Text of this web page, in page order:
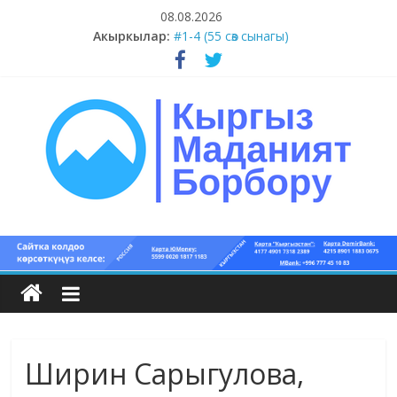
08.08.2026
Акыркылар: #5-8 (55 сөз сынагы)
#1-4 (55 сөз сынагы)
#13-14 (55 сөз сынагы)
#9-10 (55 сөз сынагы)
Кыргыз
маданият
Кыргыз
Ширин Сарыгулова,